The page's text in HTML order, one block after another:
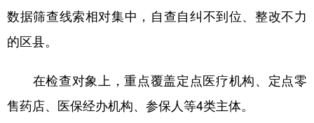
数据筛查线索相对集中，自查自纠不到位、整改不力
的区县。
在检查对象上，重点覆盖定点医疗机构、定点零
售药店、医保经办机构、参保人等4类主体。